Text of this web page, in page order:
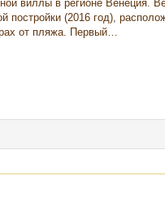
виллы в регионе Венеция.
постройки (2016 год),
от пляжа. Первый…